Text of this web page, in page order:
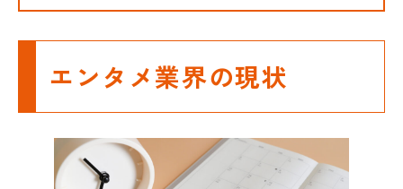
エンタメ業界の現状